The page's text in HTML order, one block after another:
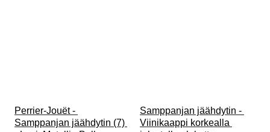
Perrier-Jouët -
Samppanjan jäähdytin (7)
Samppanjan jäähdytin -
Viinikaappi korkealla